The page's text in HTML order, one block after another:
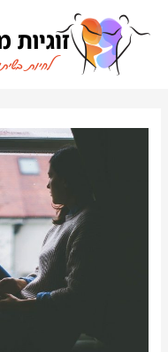
לתוכן